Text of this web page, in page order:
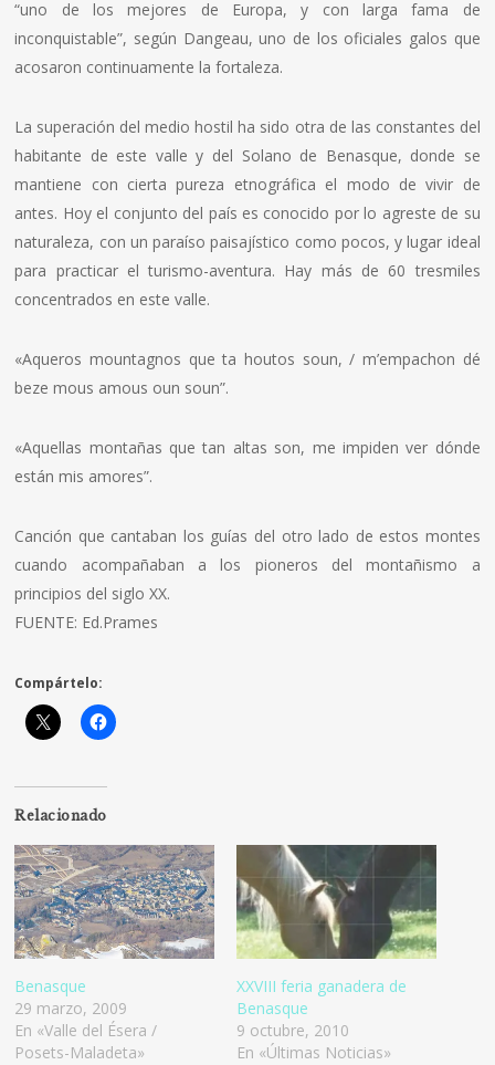
“uno de los mejores de Europa, y con larga fama de
inconquistable”, según Dangeau, uno de los oficiales galos que
acosaron continuamente la fortaleza.
La superación del medio hostil ha sido otra de las constantes del
habitante de este valle y del Solano de Benasque, donde se
mantiene con cierta pureza etnográfica el modo de vivir de
antes. Hoy el conjunto del país es conocido por lo agreste de su
naturaleza, con un paraíso paisajístico como pocos, y lugar ideal
para practicar el turismo-aventura. Hay más de 60 tresmiles
concentrados en este valle.
«Aqueros mountagnos que ta houtos soun, / m’empachon dé
beze mous amous oun soun”.
«Aquellas montañas que tan altas son, me impiden ver dónde
están mis amores”.
Canción que cantaban los guías del otro lado de estos montes
cuando acompañaban a los pioneros del montañismo a
principios del siglo XX.
FUENTE: Ed.Prames
Compártelo:
Relacionado
Benasque
29 marzo, 2009
En «Valle del Ésera /
Posets-Maladeta»
XXVIII feria ganadera de
Benasque
9 octubre, 2010
En «Últimas Noticias»